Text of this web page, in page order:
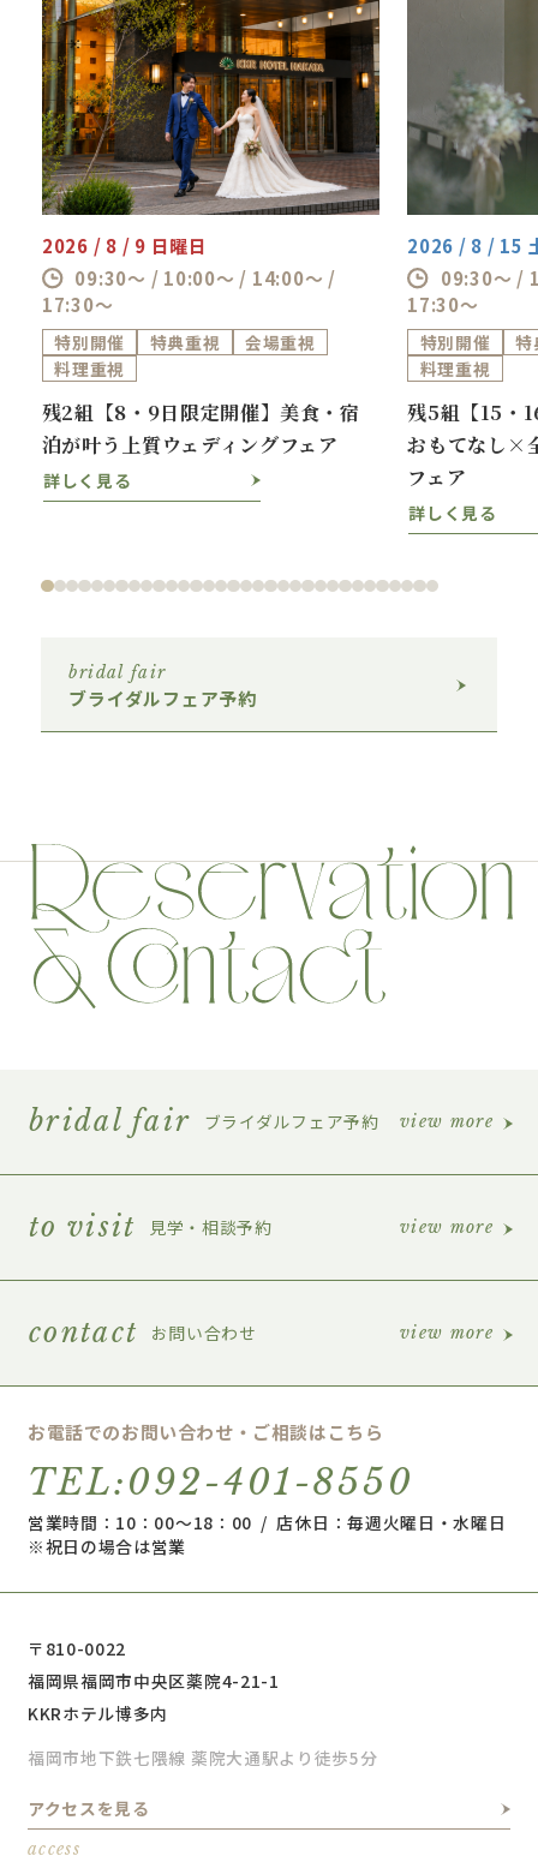
2026 / 8 / 9 日曜日
09:30～ / 10:00～ / 14:00～ /
17:30～
特別開催 特典重視
会場重視
料理重視
残2組【8・9日限定開催】美食・宿
泊が叶う上質ウェディングフェア
詳しく見る
2026 / 8 / 15
09:30～ /
17:30～
特別開催
特
料理重視
残5組【15・
おもてなし×
フェア
詳しく見る
bridal fair
ブライダルフェア予約
bridal fair ブライダルフェア予約 view more
to visit 見学・相談予約 view more
contact お問い合わせ view more
お電話でのお問い合わせ・ご相談はこちら
TEL:092-401-8550
営業時間：10：00～18：00 / 店休日：毎週火曜日・水曜日
※祝日の場合は営業
〒810-0022
福岡県福岡市中央区薬院4-21-1
KKRホテル博多内
福岡市地下鉄七隈線 薬院大通駅より徒歩5分
アクセスを見る
access